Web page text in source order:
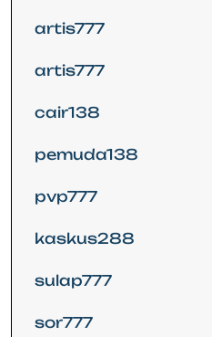
artis777
artis777
cair138
pemuda138
pvp777
kaskus288
sulap777
sor777